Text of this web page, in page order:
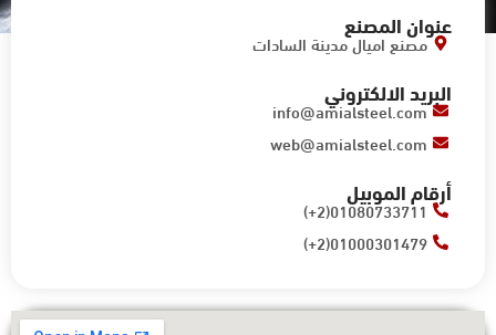
عنوان المصنع
مصنع اميال مدينة السادات
البريد الالكتروني
info@amialsteel.com
web@amialsteel.com
أرقام الموبيل
01080733711(2+)
01000301479​(2+)